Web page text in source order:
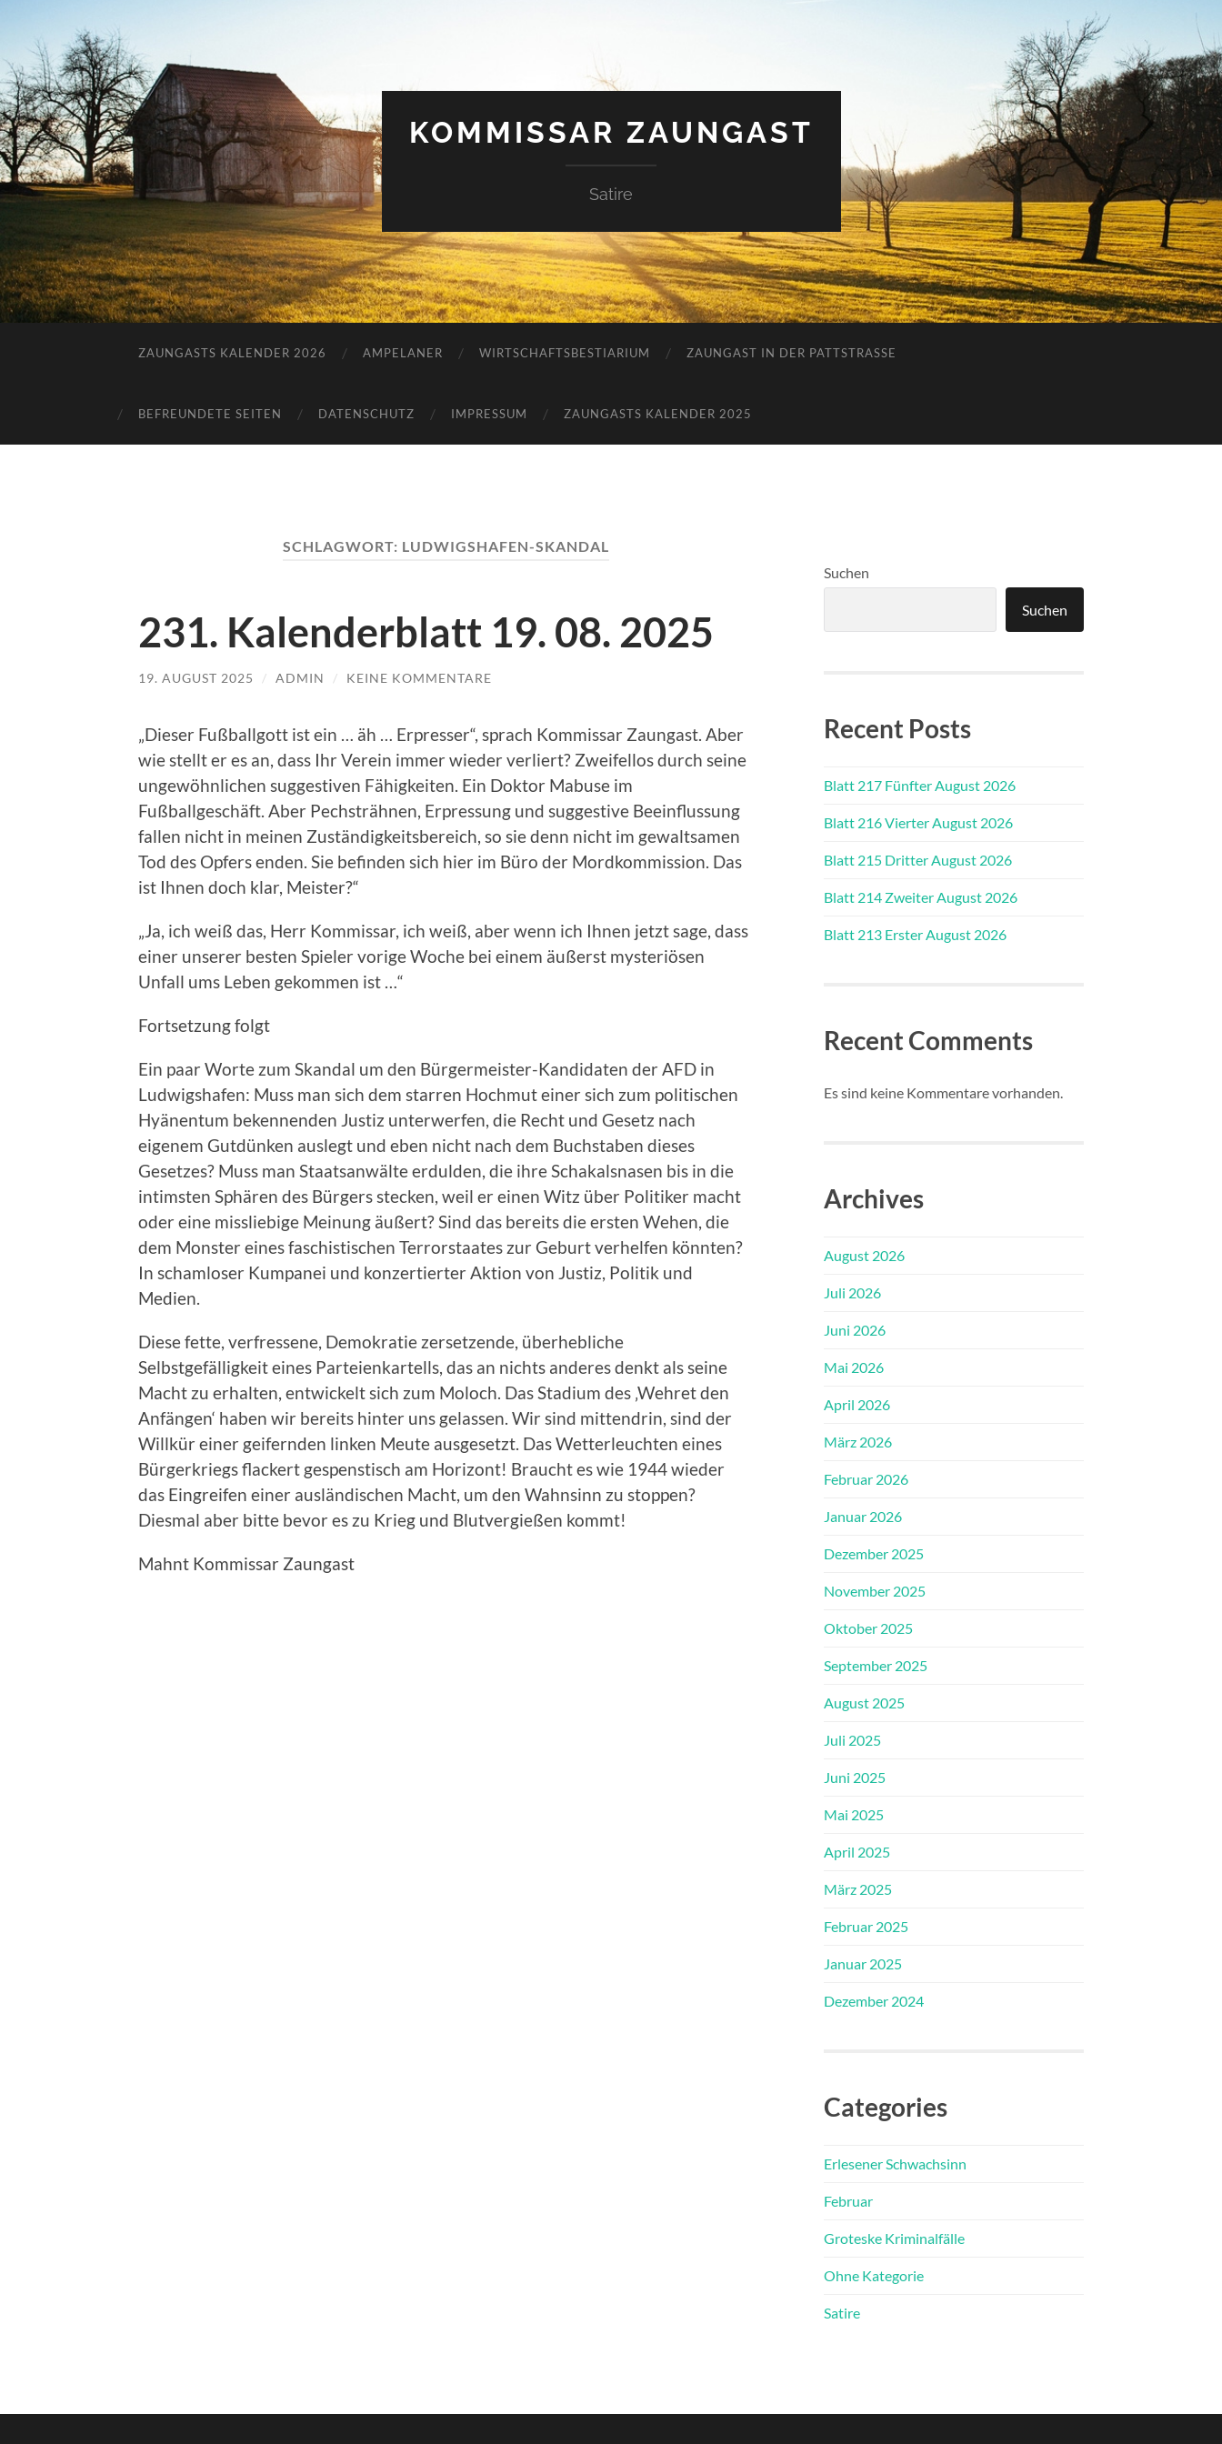
KOMMISSAR ZAUNGAST
Satire
ZAUNGASTS KALENDER 2026 AMPELANER WIRTSCHAFTSBESTIARIUM ZAUNGAST IN DER PATTSTRASSE
BEFREUNDETE SEITEN DATENSCHUTZ IMPRESSUM ZAUNGASTS KALENDER 2025
SCHLAGWORT: LUDWIGSHAFEN-SKANDAL
231. Kalenderblatt 19. 08. 2025
19. AUGUST 2025 / ADMIN / KEINE KOMMENTARE
„Dieser Fußballgott ist ein … äh … Erpresser“, sprach Kommissar Zaungast. Aber
wie stellt er es an, dass Ihr Verein immer wieder verliert? Zweifellos durch seine
ungewöhnlichen suggestiven Fähigkeiten. Ein Doktor Mabuse im
Fußballgeschäft. Aber Pechsträhnen, Erpressung und suggestive Beeinflussung
fallen nicht in meinen Zuständigkeitsbereich, so sie denn nicht im gewaltsamen
Tod des Opfers enden. Sie befinden sich hier im Büro der Mordkommission. Das
ist Ihnen doch klar, Meister?“
„Ja, ich weiß das, Herr Kommissar, ich weiß, aber wenn ich Ihnen jetzt sage, dass
einer unserer besten Spieler vorige Woche bei einem äußerst mysteriösen
Unfall ums Leben gekommen ist …“
Fortsetzung folgt
Ein paar Worte zum Skandal um den Bürgermeister-Kandidaten der AFD in
Ludwigshafen: Muss man sich dem starren Hochmut einer sich zum politischen
Hyänentum bekennenden Justiz unterwerfen, die Recht und Gesetz nach
eigenem Gutdünken auslegt und eben nicht nach dem Buchstaben dieses
Gesetzes? Muss man Staatsanwälte erdulden, die ihre Schakalsnasen bis in die
intimsten Sphären des Bürgers stecken, weil er einen Witz über Politiker macht
oder eine missliebige Meinung äußert? Sind das bereits die ersten Wehen, die
dem Monster eines faschistischen Terrorstaates zur Geburt verhelfen könnten?
In schamloser Kumpanei und konzertierter Aktion von Justiz, Politik und
Medien.
Diese fette, verfressene, Demokratie zersetzende, überhebliche
Selbstgefälligkeit eines Parteienkartells, das an nichts anderes denkt als seine
Macht zu erhalten, entwickelt sich zum Moloch. Das Stadium des ‚Wehret den
Anfängen‘ haben wir bereits hinter uns gelassen. Wir sind mittendrin, sind der
Willkür einer geifernden linken Meute ausgesetzt. Das Wetterleuchten eines
Bürgerkriegs flackert gespenstisch am Horizont! Braucht es wie 1944 wieder
das Eingreifen einer ausländischen Macht, um den Wahnsinn zu stoppen?
Diesmal aber bitte bevor es zu Krieg und Blutvergießen kommt!
Mahnt Kommissar Zaungast
Suchen
Suchen
Recent Posts
Blatt 217 Fünfter August 2026
Blatt 216 Vierter August 2026
Blatt 215 Dritter August 2026
Blatt 214 Zweiter August 2026
Blatt 213 Erster August 2026
Recent Comments
Es sind keine Kommentare vorhanden.
Archives
August 2026
Juli 2026
Juni 2026
Mai 2026
April 2026
März 2026
Februar 2026
Januar 2026
Dezember 2025
November 2025
Oktober 2025
September 2025
August 2025
Juli 2025
Juni 2025
Mai 2025
April 2025
März 2025
Februar 2025
Januar 2025
Dezember 2024
Categories
Erlesener Schwachsinn
Februar
Groteske Kriminalfälle
Ohne Kategorie
Satire